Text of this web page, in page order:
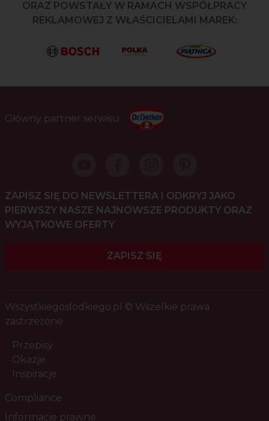
ORAZ POWSTAŁY W RAMACH WSPÓŁPRACY
REKLAMOWEJ Z WŁAŚCICIELAMI MAREK:
Główny partner serwisu
ZAPISZ SIĘ DO NEWSLETTERA I ODKRYJ JAKO
PIERWSZY NASZE NAJNOWSZE PRODUKTY ORAZ
WYJĄTKOWE OFERTY
ZAPISZ SIĘ
Wszystkiegoslodkiego.pl © Wszelkie prawa
zastrzeżone
Przepisy
Okazje
Inspiracje
Compliance
Informacje prawne